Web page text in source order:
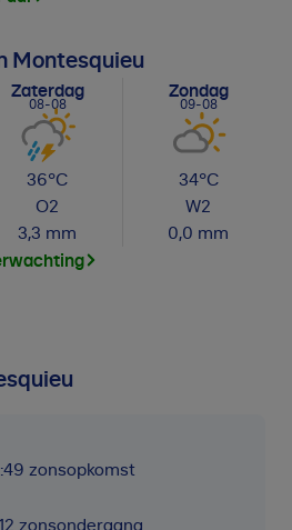
Montesquieu
Zaterdag
08-08
36°C
O2
3,3 mm
Zondag
09-08
34°C
W2
0,0 mm
zonsopkomst
zonsondergang